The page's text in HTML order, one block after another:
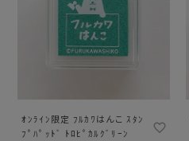
ｵﾝﾗｲﾝ限定 ﾌﾙｶﾜはんこ ｽﾀﾝ
ﾌﾟﾊﾟｯﾄﾞ ﾄﾛﾋﾟｶﾙｸﾞﾘｰﾝ